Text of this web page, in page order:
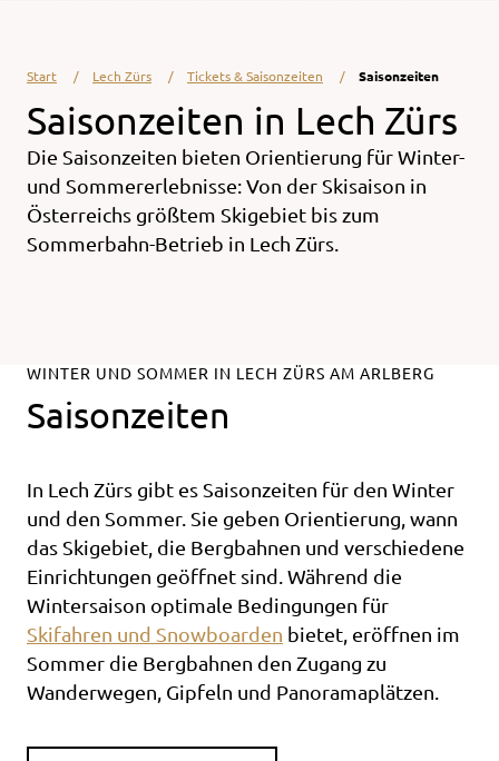
Start Lech Zürs Tickets & Saisonzeiten Saisonzeiten
Saisonzeiten in Lech Zürs
Die Saisonzeiten bieten Orientierung für Winter-
und Sommererlebnisse: Von der Skisaison in
Österreichs größtem Skigebiet bis zum
Sommerbahn-Betrieb in Lech Zürs.
WINTER UND SOMMER IN LECH ZÜRS AM ARLBERG
Saisonzeiten
In Lech Zürs gibt es Saisonzeiten für den Winter
und den Sommer. Sie geben Orientierung, wann
das Skigebiet, die Bergbahnen und verschiedene
Einrichtungen geöffnet sind. Während die
Wintersaison optimale Bedingungen für
Skifahren und Snowboarden bietet, eröffnen im
Sommer die Bergbahnen den Zugang zu
Wanderwegen, Gipfeln und Panoramaplätzen.